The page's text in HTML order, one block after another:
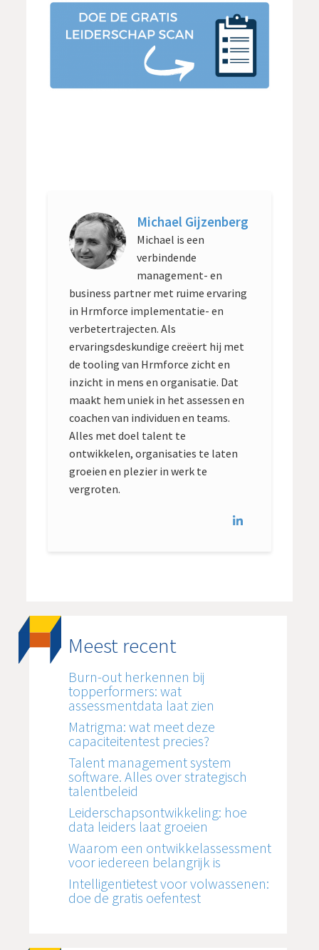
Michael Gijzenberg
Michael is een
verbindende
management- en
business partner met ruime ervaring
in Hrmforce implementatie- en
verbetertrajecten. Als
ervaringsdeskundige creëert hij met
de tooling van Hrmforce zicht en
inzicht in mens en organisatie. Dat
maakt hem uniek in het assessen en
coachen van individuen en teams.
Alles met doel talent te
ontwikkelen, organisaties te laten
groeien en plezier in werk te
vergroten.
Meest recent
Burn-out herkennen bij
topperformers: wat
assessmentdata laat zien
Matrigma: wat meet deze
capaciteitentest precies?
Talent management system
software. Alles over strategisch
talentbeleid
Leiderschapsontwikkeling: hoe
data leiders laat groeien
Waarom een ontwikkelassessment
voor iedereen belangrijk is
Intelligentietest voor volwassenen:
doe de gratis oefentest